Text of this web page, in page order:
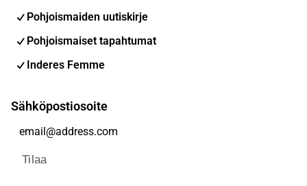
Pohjoismaiden uutiskirje
Pohjoismaiset tapahtumat
Inderes Femme
Sähköpostiosoite
Tilaa